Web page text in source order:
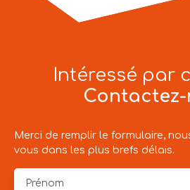
Intéressé par
Merci de remplir le formulaire,
vous dans les plus brefs délais.
Prénom